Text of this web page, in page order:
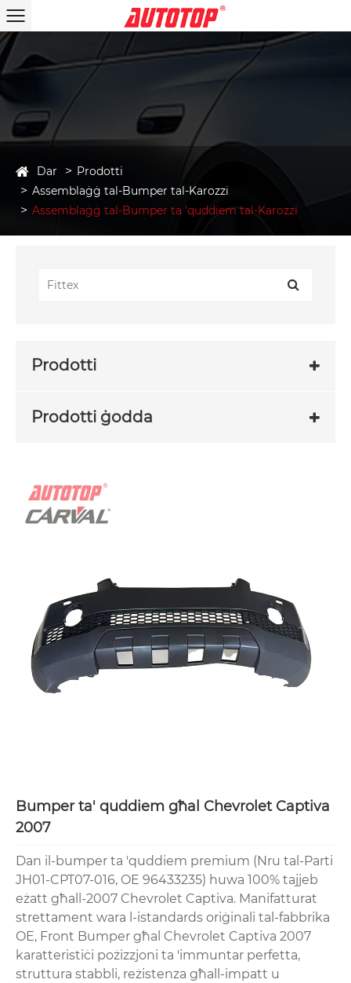
Dar
Prodotti
Assemblaġġ tal-Bumper tal-Karozzi
Assemblaġġ tal-Bumper ta 'quddiem tal-Karozzi
Prodotti
Prodotti ġodda
Bumper ta' quddiem għal Chevrolet Captiva
2007
Dan il-bumper ta 'quddiem premium (Nru tal-Parti
JH01-CPT07-016, OE 96433235) huwa 100% tajjeb
eżatt għall-2007 Chevrolet Captiva. Manifatturat
strettament wara l-istandards oriġinali tal-fabbrika
OE, Front Bumper għal Chevrolet Captiva 2007
karatteristiċi pożizzjoni ta 'immuntar perfetta,
struttura stabbli, reżistenza għall-impatt u